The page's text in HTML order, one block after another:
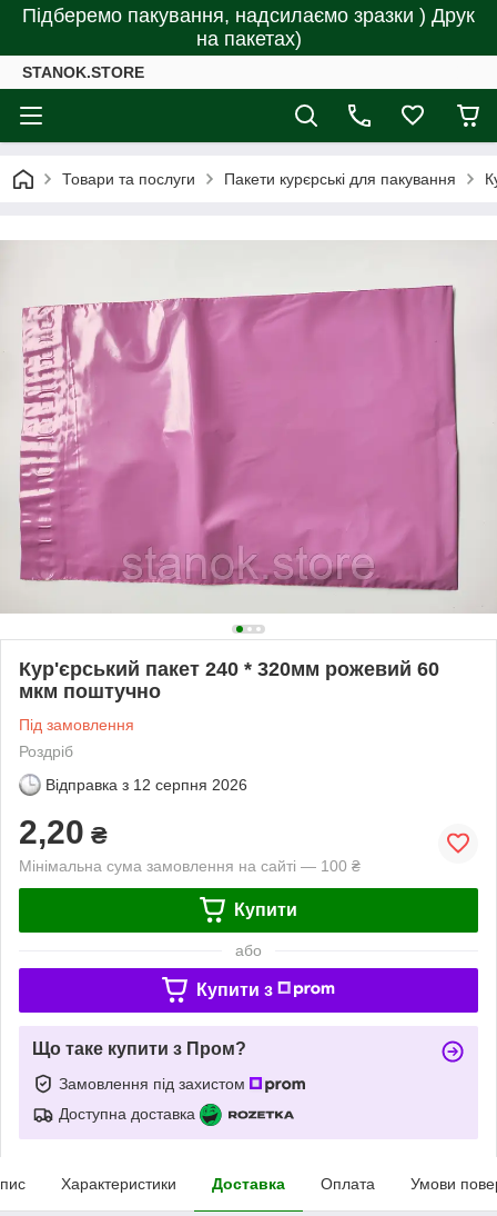
Підберемо пакування, надсилаємо зразки ) Друк
на пакетах)
STANOK.STORE
Товари та послуги Пакети курєрські для пакування
Кур'єрський пакет 240 * 320мм рожевий 60
мкм поштучно
Під замовлення
Роздріб
Відправка з 12 серпня 2026
2,20 ₴
Мінімальна сума замовлення на сайті — 100 ₴
Купити
або
Купити з
Що таке купити з Пром?
Замовлення під захистом
Доступна доставка
Характеристики Доставка Оплата Умови